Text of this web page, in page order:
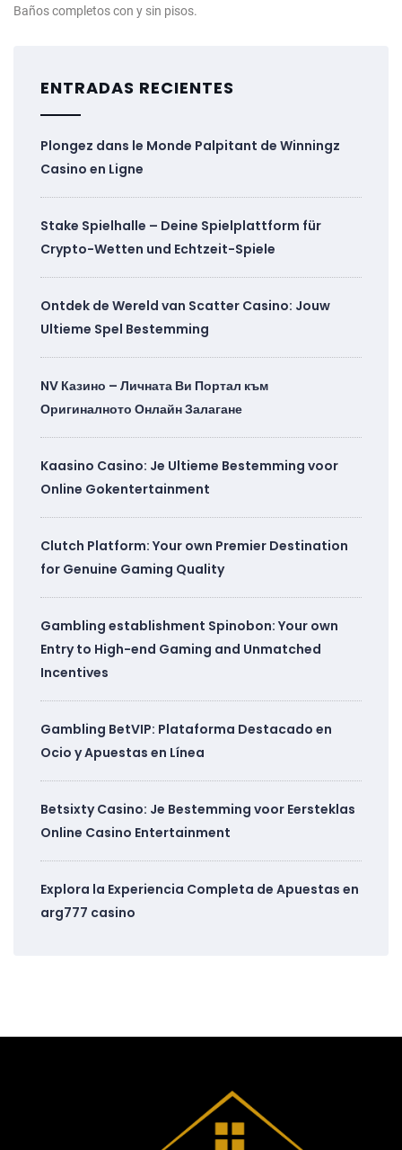
Baños completos con y sin pisos.
ENTRADAS RECIENTES
Plongez dans le Monde Palpitant de Winningz
Casino en Ligne
Stake Spielhalle – Deine Spielplattform für
Crypto-Wetten und Echtzeit-Spiele
Ontdek de Wereld van Scatter Casino: Jouw
Ultieme Spel Bestemming
NV Казино – Личната Ви Портал към
Оригиналното Онлайн Залагане
Kaasino Casino: Je Ultieme Bestemming voor
Online Gokentertainment
Clutch Platform: Your own Premier Destination
for Genuine Gaming Quality
Gambling establishment Spinobon: Your own
Entry to High-end Gaming and Unmatched
Incentives
Gambling BetVIP: Plataforma Destacado en
Ocio y Apuestas en Línea
Betsixty Casino: Je Bestemming voor Eersteklas
Online Casino Entertainment
Explora la Experiencia Completa de Apuestas en
arg777 casino